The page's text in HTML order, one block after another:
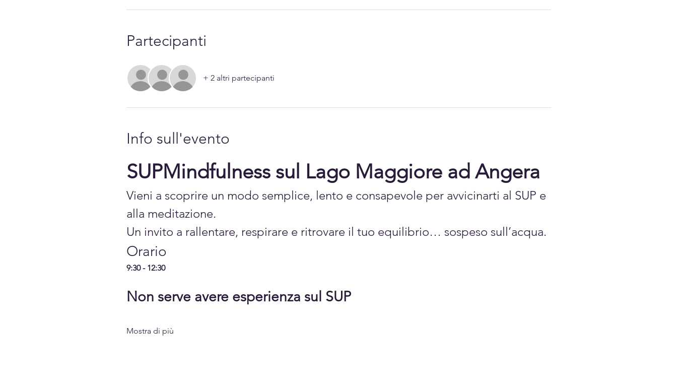
Partecipanti
+ 2 altri partecipanti
Info sull'evento
SUPMindfulness sul Lago Maggiore ad Angera
Vieni a scoprire un modo semplice, lento e consapevole per avvicinarti al SUP e
alla meditazione.
Un invito a rallentare, respirare e ritrovare il tuo equilibrio… sospeso sull’acqua.
Orario
9:30 - 12:30
Non serve avere esperienza sul SUP
Mostra di più